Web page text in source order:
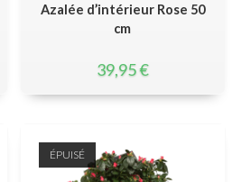
Azalée d’intérieur Rose 50
cm
39,95€
ÉPUISÉ